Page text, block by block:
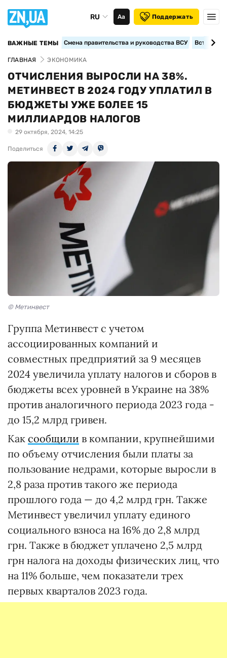
RU Аа Поддержать
ВАЖНЫЕ ТЕМЫ Смена правительства и руководства ВСУ
ГЛАВНАЯ ЭКОНОМИКА
ОТЧИСЛЕНИЯ ВЫРОСЛИ НА 38%.
МЕТИНВЕСТ В 2024 ГОДУ УПЛАТИЛ В
БЮДЖЕТЫ УЖЕ БОЛЕЕ 15
МИЛЛИАРДОВ НАЛОГОВ
29 октября, 2024, 14:25
Поделиться
© Метинвест
Группа Метинвест с учетом
ассоциированных компаний и
совместных предприятий за 9 месяцев
2024 увеличила уплату налогов и сборов в
бюджеты всех уровней в Украине на 38%
против аналогичного периода 2023 года -
до 15,2 млрд гривен.
Как сообщили в компании, крупнейшими
по объему отчисления были платы за
пользование недрами, которые выросли в
2,8 раза против такого же периода
прошлого года — до 4,2 млрд грн. Также
Метинвест увеличил уплату единого
социального взноса на 16% до 2,8 млрд
грн. Также в бюджет уплачено 2,5 млрд
грн налога на доходы физических лиц, что
на 11% больше, чем показатели трех
первых кварталов 2023 года.